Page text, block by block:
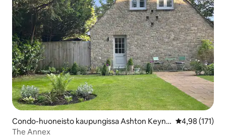
Condo-huoneisto kaupungissa Ashton Keyne
s
4,98 (171)
The Annex